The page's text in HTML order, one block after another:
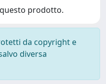
prodotto.
da copyright e
diversa